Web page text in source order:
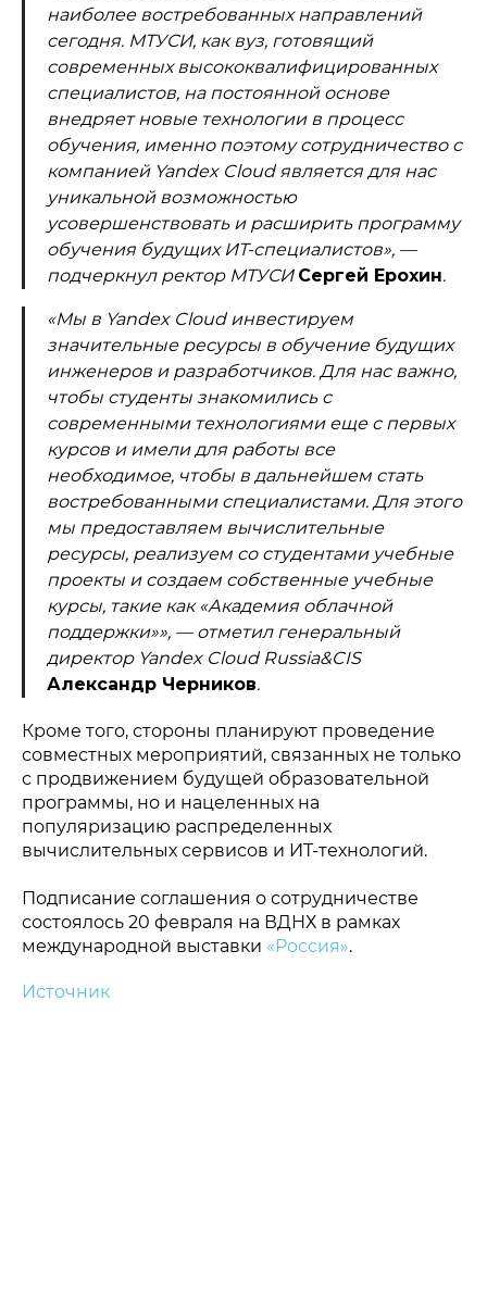
наиболее востребованных направлений
сегодня. МТУСИ, как вуз, готовящий
современных высококвалифицированных
специалистов, на постоянной основе
внедряет новые технологии в процесс
обучения, именно поэтому сотрудничество с
компанией Yandex Cloud является для нас
уникальной возможностью
усовершенствовать и расширить программу
обучения будущих ИТ-специалистов», —
подчеркнул ректор МТУСИ Сергей Ерохин.
«Мы в Yandex Cloud инвестируем
значительные ресурсы в обучение будущих
инженеров и разработчиков. Для нас важно,
чтобы студенты знакомились с
современными технологиями еще с первых
курсов и имели для работы все
необходимое, чтобы в дальнейшем стать
востребованными специалистами. Для этого
мы предоставляем вычислительные
ресурсы, реализуем со студентами учебные
проекты и создаем собственные учебные
курсы, такие как «Академия облачной
поддержки»», — отметил генеральный
директор Yandex Cloud Russia&CIS
Александр Черников.
Кроме того, стороны планируют проведение
совместных мероприятий, связанных не только
с продвижением будущей образовательной
программы, но и нацеленных на
популяризацию распределенных
вычислительных сервисов и ИТ-технологий.
Подписание соглашения о сотрудничестве
состоялось 20 февраля на ВДНХ в рамках
международной выставки «Россия».
Источник
© 2015-2026 НАУРР. Все права защищены. При использовании
материалов ссылка на ROBOTUNION.RU — обязательна
Политика конфиденциальности
обязательна